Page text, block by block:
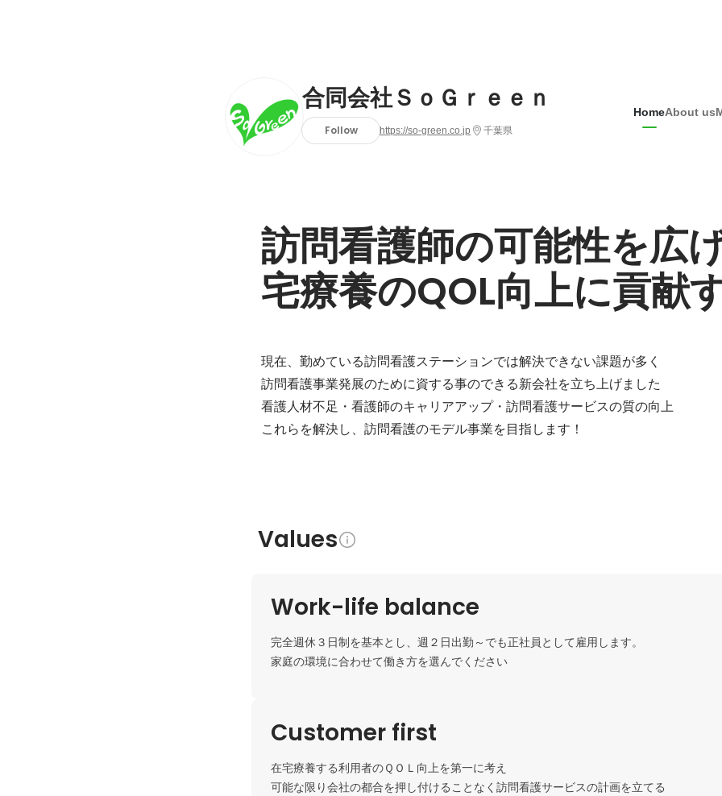
合同会社ＳｏＧｒｅｅｎ
Follow https://so-green.co.jp 千葉県
HomeAbout us
訪問看護師の可能性を広
宅療養のQOL向上に貢献
現在、勤めている訪問看護ステーションでは解決できない課題が多く
訪問看護事業発展のために資する事のできる新会社を立ち上げました
看護人材不足・看護師のキャリアアップ・訪問看護サービスの質の向上
これらを解決し、訪問看護のモデル事業を目指します！
Values
Work-life balance
完全週休３日制を基本とし、週２日出勤～でも正社員として雇用します。
家庭の環境に合わせて働き方を選んでください
Customer first
在宅療養する利用者のＱＯＬ向上を第一に考え
可能な限り会社の都合を押し付けることなく訪問看護サービスの計画を立てる